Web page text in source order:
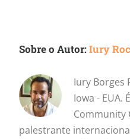
Sobre o Autor:Iury
Iury Borges
Iowa -
Community
palestrante